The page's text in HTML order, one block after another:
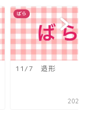
ばら
11/7 造形
2023-